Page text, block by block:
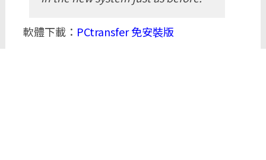
軟體下載： PCtransfer 免安裝版